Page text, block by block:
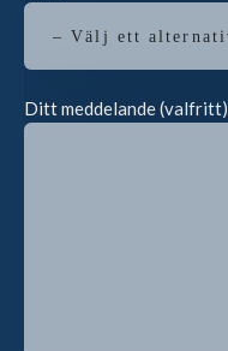
Ditt meddelande (valfritt)